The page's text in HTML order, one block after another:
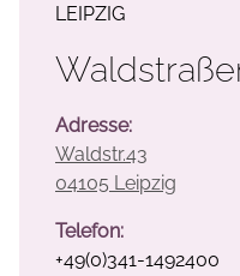
LEIPZIG
Adresse:
Waldstr.43
04105 Leipzig
Telefon:
+49(0)341-1492400